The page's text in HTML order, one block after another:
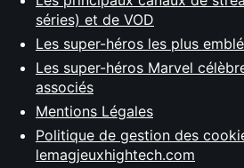
séries) et de VOD
Les super-héros les plus
Les super-héros Marvel
associés
Mentions Légales
Politique de gestion des
lemagjeuxhightech.com